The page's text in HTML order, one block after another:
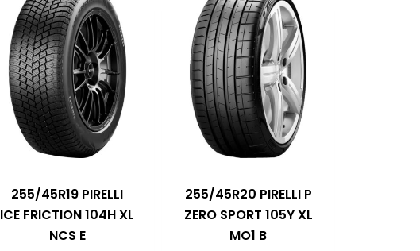
255/45R19 PIRELLI
ICE FRICTION 104H XL
NCS E
255/45R20 PIRELLI P
ZERO SPORT 105Y XL
MO1 B